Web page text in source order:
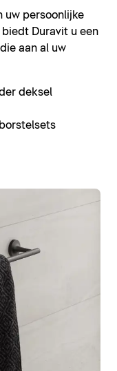
uw persoonlijke
Duravit u een
aan al uw
deksel